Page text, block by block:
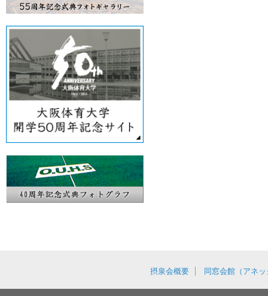
摂泉会概要 同窓会館（アネ